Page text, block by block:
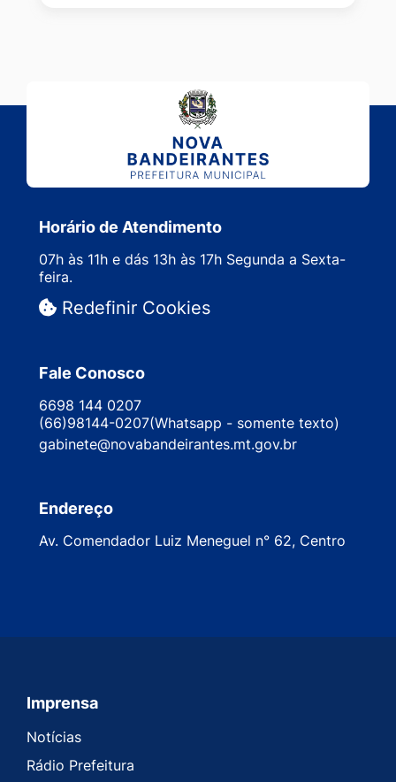
Horário de Atendimento
07h às 11h e dás 13h às 17h Segunda a Sexta-
feira.
Redefinir Cookies
Fale Conosco
6698 144 0207
(66)98144-0207(Whatsapp - somente texto)
gabinete@novabandeirantes.mt.gov.br
Endereço
Av. Comendador Luiz Meneguel n° 62, Centro
Seção do Rodapé e Contato
Imprensa
Notícias
Rádio Prefeitura